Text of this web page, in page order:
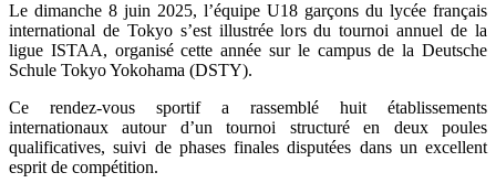
Le dimanche 8 juin 2025, l’équipe U18 garçons du lycée français
international de Tokyo s’est illustrée lors du tournoi annuel de la
ligue ISTAA, organisé cette année sur le campus de la Deutsche
Schule Tokyo Yokohama (DSTY).
Ce rendez-vous sportif a rassemblé huit établissements
internationaux autour d’un tournoi structuré en deux poules
qualificatives, suivi de phases finales disputées dans un excellent
esprit de compétition.